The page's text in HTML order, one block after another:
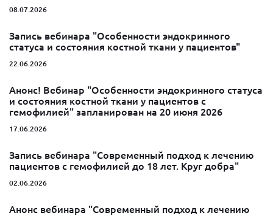
08.07.2026
Запись вебинара "Особенности эндокринного
статуса и состояния костной ткани у пациентов"
22.06.2026
Анонс! Вебинар "Особенности эндокринного статуса
и состояния костной ткани у пациентов с
гемофилией" запланирован на 20 июня 2026
17.06.2026
Запись вебинара "Современный подход к лечению
пациентов с гемофилией до 18 лет. Круг добра"
02.06.2026
Анонс вебинара "Современный подход к лечению